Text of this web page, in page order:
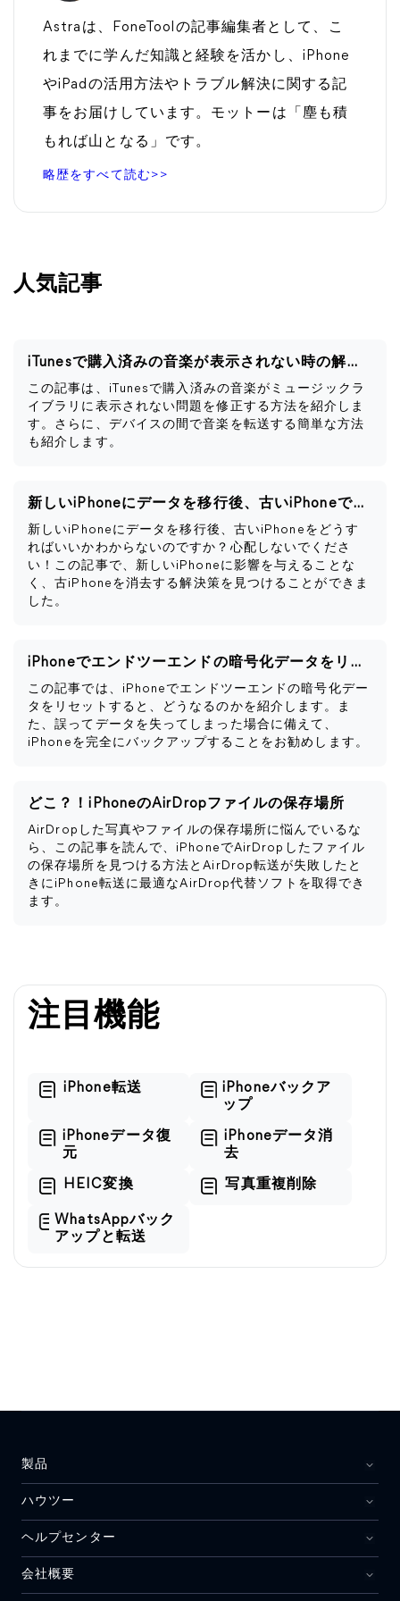
Astraは、FoneToolの記事編集者として、こ
れまでに学んだ知識と経験を活かし、iPhone
やiPadの活用方法やトラブル解決に関する記
事をお届けしています。モットーは「塵も積
もれば山となる」です。
略歴をすべて読む>>
人気記事
iTunesで購入済みの音楽が表示されない時の解決策
この記事は、iTunesで購入済みの音楽がミュージックラ
イブラリに表示されない問題を修正する方法を紹介しま
す。さらに、デバイスの間で音楽を転送する簡単な方法
も紹介します。
新しいiPhoneにデータを移行後、古いiPhoneですべきこと
新しいiPhoneにデータを移行後、古いiPhoneをどうす
ればいいかわからないのですか？心配しないでくださ
い！この記事で、新しいiPhoneに影響を与えることな
く、古iPhoneを消去する解決策を見つけることができま
した。
iPhoneでエンドツーエンドの暗号化データをリセットするとどうなるか
この記事では、iPhoneでエンドツーエンドの暗号化デー
タをリセットすると、どうなるのかを紹介します。ま
た、誤ってデータを失ってしまった場合に備えて、
iPhoneを完全にバックアップすることをお勧めします。
どこ？！iPhoneのAirDropファイルの保存場所
AirDropした写真やファイルの保存場所に悩んでいるな
ら、この記事を読んで、iPhoneでAirDropしたファイル
の保存場所を見つける方法とAirDrop転送が失敗したと
きにiPhone転送に最適なAirDrop代替ソフトを取得でき
ます。
注目機能
iPhone転送
iPhoneバックア
ップ
iPhoneデータ復
元
iPhoneデータ消
去
HEIC変換 写真重複削除
WhatsAppバック
アップと転送
製品
ハウツー
ヘルプセンター
会社概要